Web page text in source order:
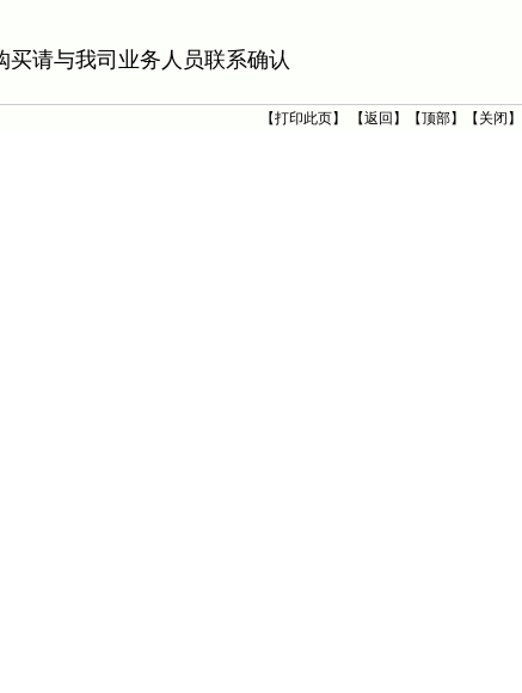
请与我司业务人员联系确认
【打印此页】 【返回 】【顶部】【 关闭 】